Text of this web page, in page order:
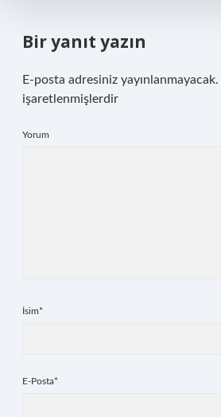
Bir yanıt yazın
E-posta adresiniz yayınlanmayacak.
işaretlenmişlerdir
Yorum
İsim*
E-Posta*